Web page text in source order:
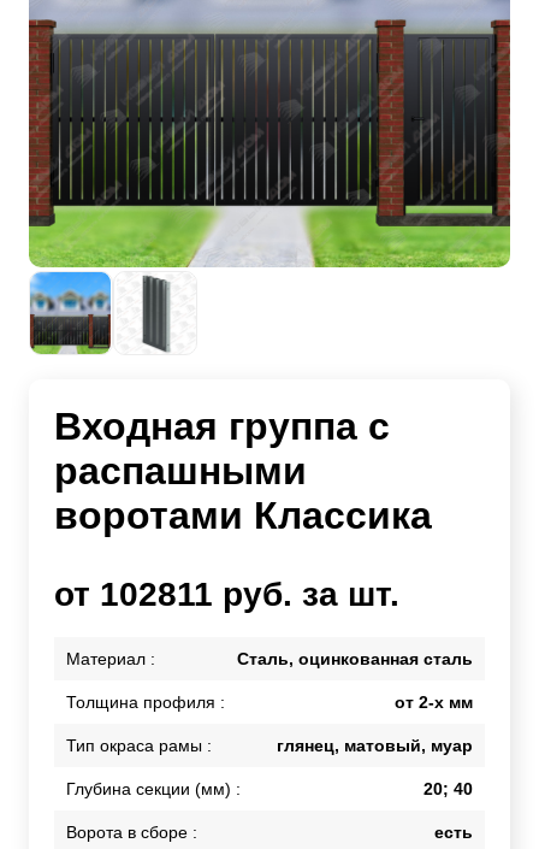
Входная группа с
распашными
воротами Классика
от 102811 руб. за шт.
Материал : Сталь, оцинкованная сталь
Толщина профиля : от 2-х мм
Тип окраса рамы : глянец, матовый, муар
Глубина секции (мм) : 20; 40
Ворота в сборе : есть